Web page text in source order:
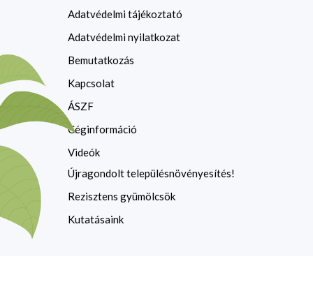
Adatvédelmi tájékoztató
Adatvédelmi nyilatkozat
Bemutatkozás
Kapcsolat
ÁSZF
Céginformáció
Videók
Újragondolt településnövényesítés!
Rezisztens gyümölcsök
Kutatásaink